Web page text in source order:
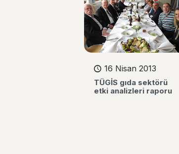
16 Nisan 2013
TÜGİS gıda sektörü
etki analizleri raporu